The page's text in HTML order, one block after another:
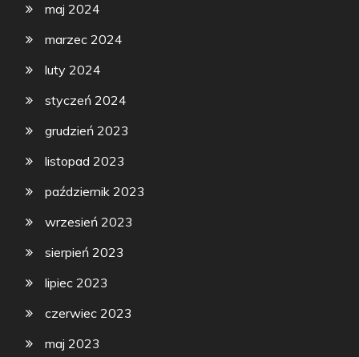
maj 2024
marzec 2024
luty 2024
styczeń 2024
grudzień 2023
listopad 2023
październik 2023
wrzesień 2023
sierpień 2023
lipiec 2023
czerwiec 2023
maj 2023